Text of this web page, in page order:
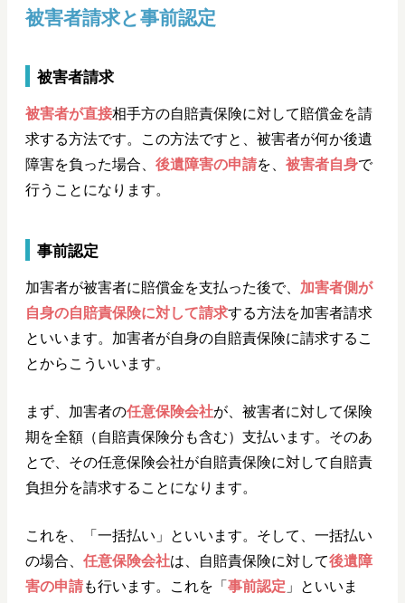
被害者請求と事前認定
被害者請求
被害者が直接相手方の自賠責保険に対して賠償金を請
求する方法です。この方法ですと、被害者が何か後遺
障害を負った場合、 後遺障害の申請を、 被害者自身で
行うことになります。
事前認定
加害者が被害者に賠償金を支払った後で、 加害者側が
自身の自賠責保険に対して請求する方法を加害者請求
といいます。加害者が自身の自賠責保険に請求するこ
とからこういいます。
まず、加害者の任意保険会社が、被害者に対して保険
期を全額（自賠責保険分も含む）支払います。そのあ
とで、その任意保険会社が自賠責保険に対して自賠責
負担分を請求することになります。
これを、「一括払い」といいます。そして、一括払い
の場合、 任意保険会社は、自賠責保険に対して後遺障
害の申請も行います。これを「 事前認定 」といいま